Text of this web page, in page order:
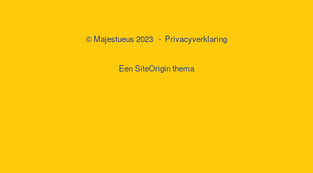
© Majestueus 2023 Privacyverklaring
EenSiteOriginthema